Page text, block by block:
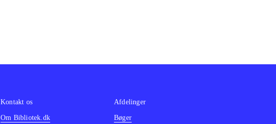
Kontakt os
Om Bibliotek.dk
Afdelinger
Bøger